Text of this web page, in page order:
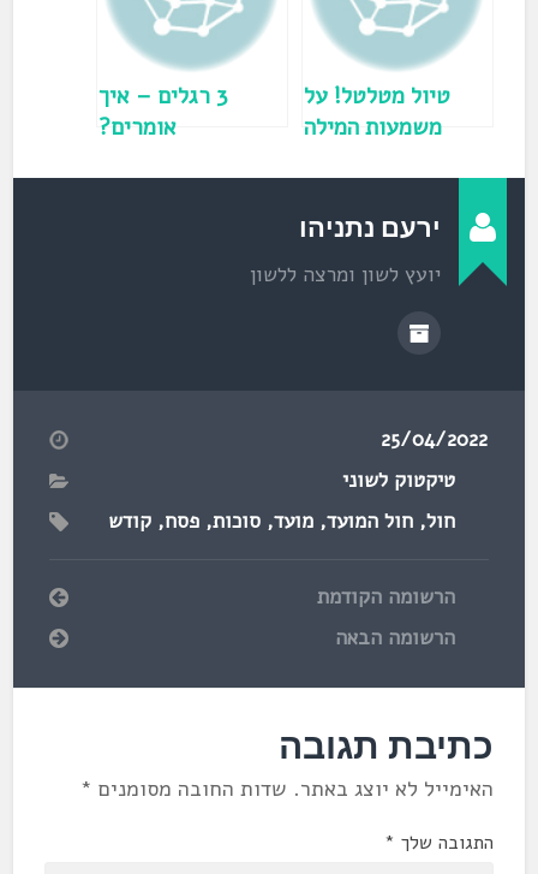
ו
ד
ש
)
טיול מטלטל! על
משמעות המילה
3 רגלים – איך
אומרים?
ירעם נתניהו
יועץ לשון ומרצה ללשון
25/04/2022
טיקטוק לשוני
חול,חול המועד,מועד,סוכות,פסח,קודש
הרשומה הקודמת
הרשומה הבאה
כתיבת תגובה
האימייל לא יוצג באתר. שדות החובה מסומנים *
התגובה שלך *